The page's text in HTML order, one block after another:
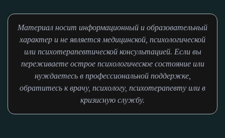
Материал носит информационный и образовательный
характер и не является медицинской, психологической
или психотерапевтической консультацией. Если вы
переживаете острое психологическое состояние или
нуждаетесь в профессиональной поддержке,
обратитесь к врачу, психологу, психотерапевту или в
кризисную службу.